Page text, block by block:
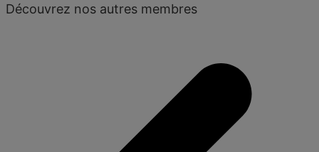
Découvrez nos autres membres